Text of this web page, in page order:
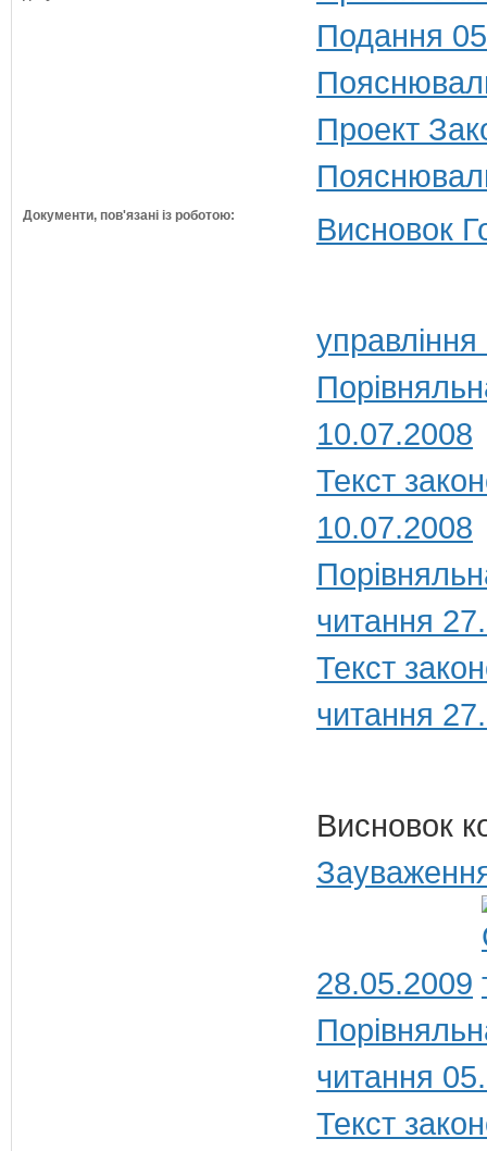
Подання
Проект
Документи, пов'язані із роботою: Висновок
10.07.2008
Текст
10.07.2008
читання
Текст
читання
Висновок
28.05.2009
читання
Текст